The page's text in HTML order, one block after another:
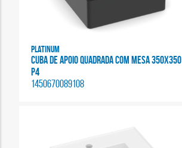
Platinum
CUBA DE APOIO QUADRADA COM MESA 350X350
P4
1450670089108